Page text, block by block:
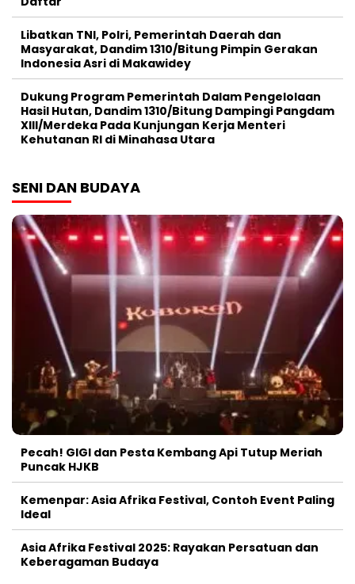
Libatkan TNI, Polri, Pemerintah Daerah dan
Masyarakat, Dandim 1310/Bitung Pimpin Gerakan
Indonesia Asri di Makawidey
Dukung Program Pemerintah Dalam Pengelolaan
Hasil Hutan, Dandim 1310/Bitung Dampingi Pangdam
XIII/Merdeka Pada Kunjungan Kerja Menteri
Kehutanan RI di Minahasa Utara
SENI DAN BUDAYA
Pecah! GIGI dan Pesta Kembang Api Tutup Meriah
Puncak HJKB
Kemenpar: Asia Afrika Festival, Contoh Event Paling
Ideal
Asia Afrika Festival 2025: Rayakan Persatuan dan
Keberagaman Budaya